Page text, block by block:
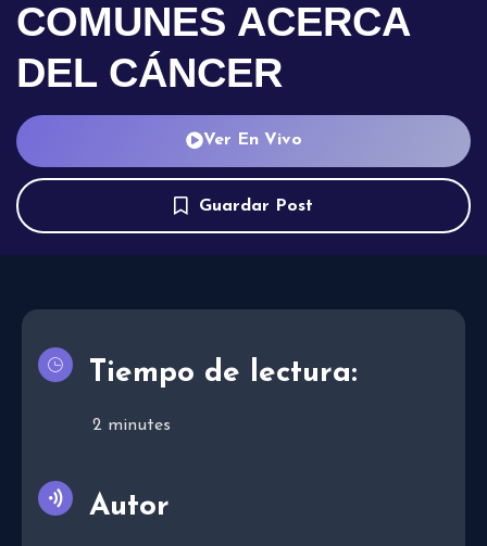
COMUNES ACERCA
DEL CÁNCER
Ver En Vivo
Guardar Post
Tiempo de lectura:
2 minutes
Autor